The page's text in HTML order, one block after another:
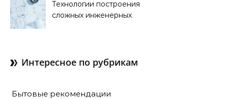
Технологии построения
сложных инженерных
Интересное по рубрикам
Бытовые рекомендации